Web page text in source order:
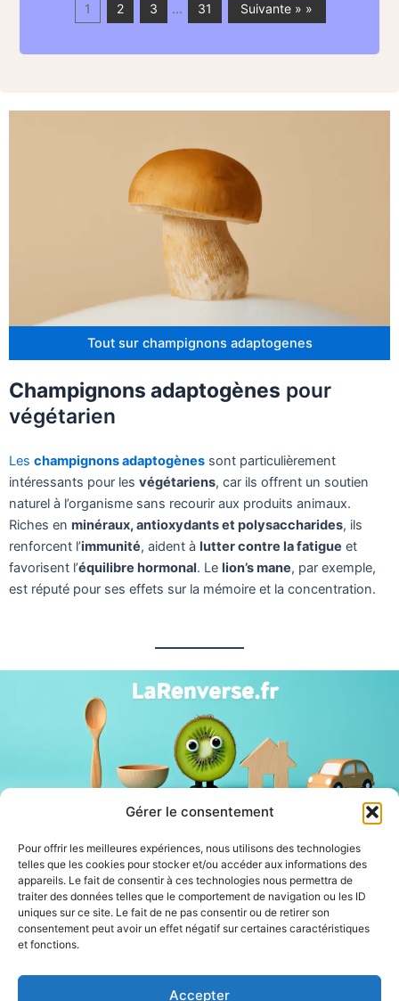
Gérer le consentement
Pour offrir les meilleures expériences, nous utilisons des technologies
telles que les cookies pour stocker et/ou accéder aux informations des
appareils. Le fait de consentir à ces technologies nous permettra de
traiter des données telles que le comportement de navigation ou les ID
uniques sur ce site. Le fait de ne pas consentir ou de retirer son
consentement peut avoir un effet négatif sur certaines caractéristiques
et fonctions.
Accepter
1 2 3 … 31 Suivante » »
Tout sur champignons adaptogenes
Champignons adaptogènes pour
végétarien
Les champignons adaptogènessont particulièrement
intéressants pour les végétariens, car ils offrent un soutien
naturel à l’organisme sans recourir aux produits animaux.
Riches en minéraux, antioxydants et polysaccharides, ils
renforcent l’immunité, aident à lutter contre la fatigue et
favorisent l’équilibre hormonal. Le lion’s mane, par exemple,
est réputé pour ses effets sur la mémoire et la concentration.
Partenaires :
LaMaisonDuDonut
LaBelleBiere